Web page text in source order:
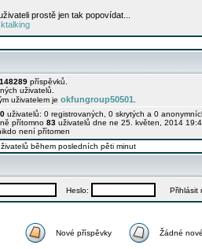
prostě jen tak popovídat...
148289 příspěvků.
uživatelů.
uživatelem je okfungroup50501
0 uživatelů: 0 registrovaných, 0 skrytých a 0
přítomno 83 uživatelů dne ne 25. květen, 2014
není přítomen
během posledních pěti minut
Heslo: Přihlásit
Nové příspěvky Žádné